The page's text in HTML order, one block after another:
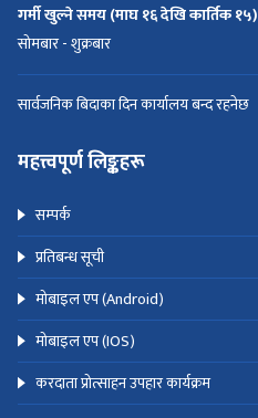
गर्मी खुल्ने समय (माघ १६ देखि कार्तिक १५)
सोमबार - शुक्रबार
सार्वजनिक बिदाका दिन कार्यालय बन्द रहनेछ
महत्त्वपूर्ण लिङ्कहरू
सम्पर्क
प्रतिबन्ध सूची
मोबाइल एप (Android)
मोबाइल एप (IOS)
करदाता प्रोत्साहन उपहार कार्यक्रम